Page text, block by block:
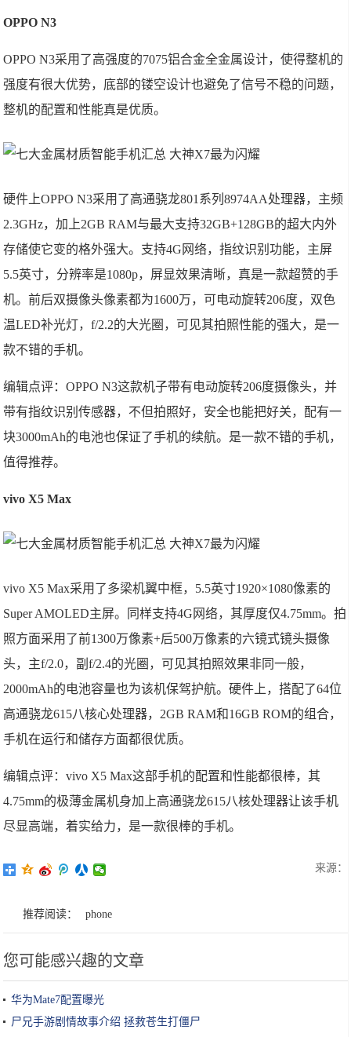
OPPO N3
OPPO N3采用了高强度的7075铝合金全金属设计，使得整机的
强度有很大优势，底部的镂空设计也避免了信号不稳的问题，
整机的配置和性能真是优质。
硬件上OPPO N3采用了高通骁龙801系列8974AA处理器，主频
2.3GHz，加上2GB RAM与最大支持32GB+128GB的超大内外
存储使它变的格外强大。支持4G网络，指纹识别功能，主屏
5.5英寸，分辨率是1080p，屏显效果清晰，真是一款超赞的手
机。前后双摄像头像素都为1600万，可电动旋转206度，双色
温LED补光灯，f/2.2的大光圈，可见其拍照性能的强大，是一
款不错的手机。
编辑点评：OPPO N3这款机子带有电动旋转206度摄像头，并
带有指纹识别传感器，不但拍照好，安全也能把好关，配有一
块3000mAh的电池也保证了手机的续航。是一款不错的手机，
值得推荐。
vivo X5 Max
vivo X5 Max采用了多梁机翼中框，5.5英寸1920×1080像素的
Super AMOLED主屏。同样支持4G网络，其厚度仅4.75mm。拍
照方面采用了前1300万像素+后500万像素的六镜式镜头摄像
头，主f/2.0，副f/2.4的光圈，可见其拍照效果非同一般，
2000mAh的电池容量也为该机保驾护航。硬件上，搭配了64位
高通骁龙615八核心处理器，2GB RAM和16GB ROM的组合，
手机在运行和储存方面都很优质。
编辑点评：vivo X5 Max这部手机的配置和性能都很棒，其
4.75mm的极薄金属机身加上高通骁龙615八核处理器让该手机
尽显高端，着实给力，是一款很棒的手机。
来源：
推荐阅读： phone
您可能感兴趣的文章
华为Mate7配置曝光
尸兄手游剧情故事介绍 拯救苍生打僵尸